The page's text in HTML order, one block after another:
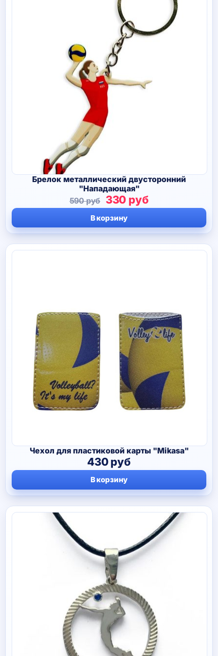
Брелок металлический двусторонний
"Нападающая"
590руб Первоначальная
цена
составляла
590 руб.
330 рубТекущая
цена:
330 руб.
В корзину
Чехол для пластиковой карты "Mikasa"
430руб
В корзину